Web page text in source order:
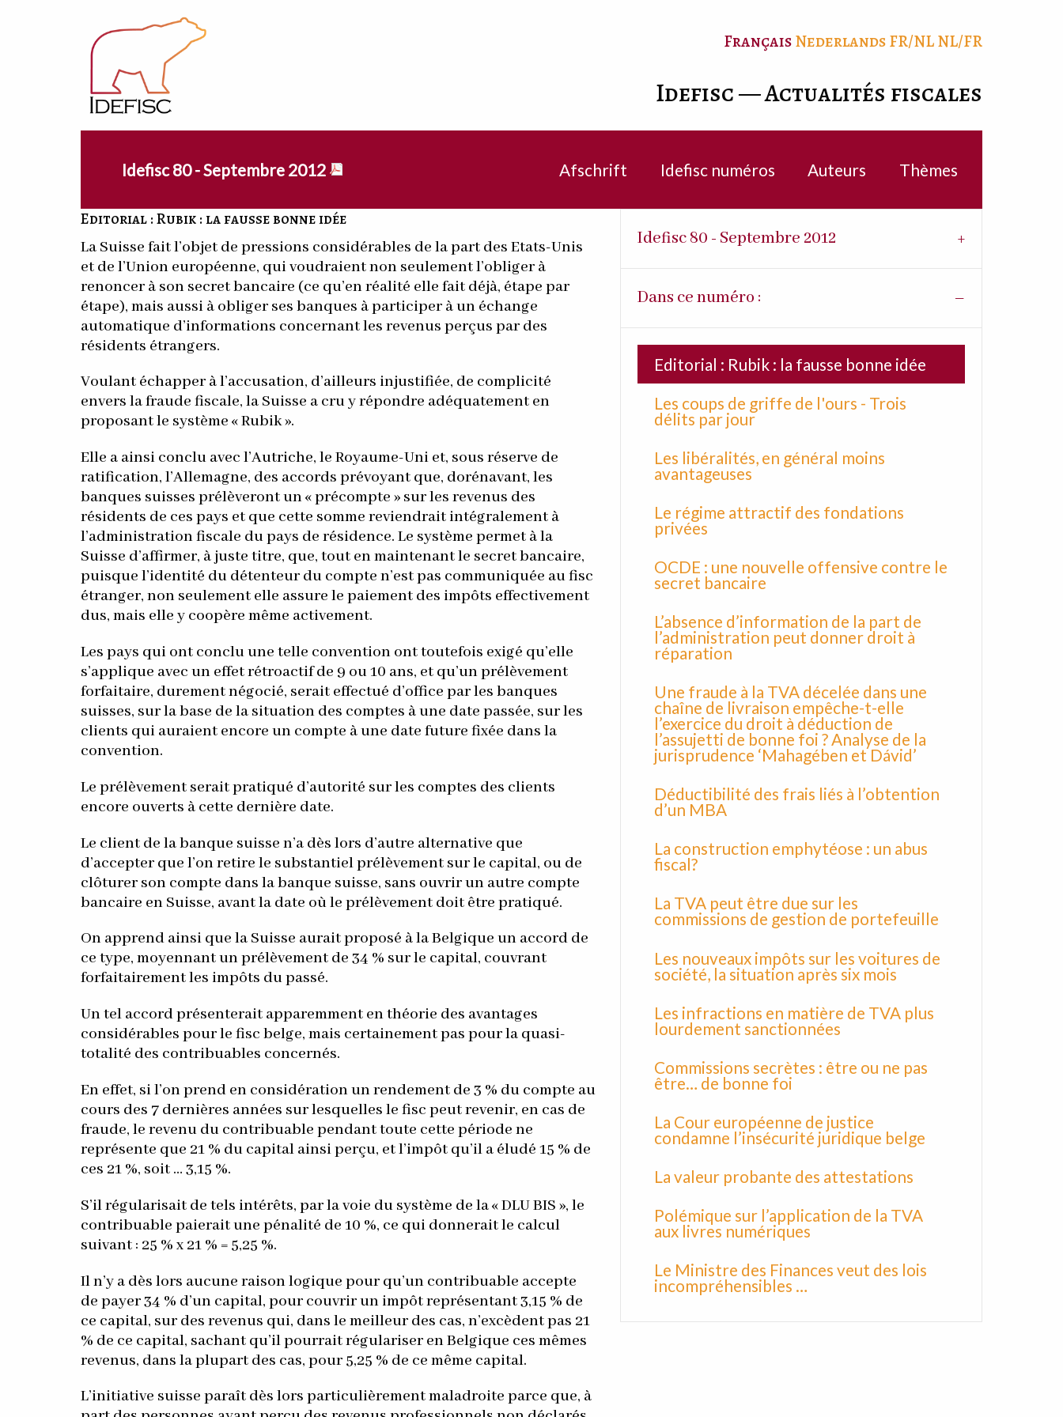
FrançaisNederlandsFR/NLNL/FR
Idefisc — Actualités fiscales
Idefisc 80 - Septembre 2012 Afschrift Idefisc numéros Auteurs Thèmes
Editorial : Rubik : la fausse bonne idée
La Suisse fait l’objet de pressions considérables de la part des Etats-Unis
et de l’Union européenne, qui voudraient non seulement l’obliger à
renoncer à son secret bancaire (ce qu’en réalité elle fait déjà, étape par
étape), mais aussi à obliger ses banques à participer à un échange
automatique d’informations concernant les revenus perçus par des
résidents étrangers.
Voulant échapper à l’accusation, d’ailleurs injustifiée, de complicité
envers la fraude fiscale, la Suisse a cru y répondre adéquatement en
proposant le système « Rubik ».
Elle a ainsi conclu avec l’Autriche, le Royaume-Uni et, sous réserve de
ratification, l’Allemagne, des accords prévoyant que, dorénavant, les
banques suisses prélèveront un « précompte » sur les revenus des
résidents de ces pays et que cette somme reviendrait intégralement à
l’administration fiscale du pays de résidence. Le système permet à la
Suisse d’affirmer, à juste titre, que, tout en maintenant le secret bancaire,
puisque l’identité du détenteur du compte n’est pas communiquée au fisc
étranger, non seulement elle assure le paiement des impôts effectivement
dus, mais elle y coopère même activement.
Les pays qui ont conclu une telle convention ont toutefois exigé qu’elle
s’applique avec un effet rétroactif de 9 ou 10 ans, et qu’un prélèvement
forfaitaire, durement négocié, serait effectué d’office par les banques
suisses, sur la base de la situation des comptes à une date passée, sur les
clients qui auraient encore un compte à une date future fixée dans la
convention.
Le prélèvement serait pratiqué d’autorité sur les comptes des clients
encore ouverts à cette dernière date.
Le client de la banque suisse n’a dès lors d’autre alternative que
d’accepter que l’on retire le substantiel prélèvement sur le capital, ou de
clôturer son compte dans la banque suisse, sans ouvrir un autre compte
bancaire en Suisse, avant la date où le prélèvement doit être pratiqué.
On apprend ainsi que la Suisse aurait proposé à la Belgique un accord de
ce type, moyennant un prélèvement de 34 % sur le capital, couvrant
forfaitairement les impôts du passé.
Un tel accord présenterait apparemment en théorie des avantages
considérables pour le fisc belge, mais certainement pas pour la quasi-
totalité des contribuables concernés.
En effet, si l’on prend en considération un rendement de 3 % du compte au
cours des 7 dernières années sur lesquelles le fisc peut revenir, en cas de
fraude, le revenu du contribuable pendant toute cette période ne
représente que 21 % du capital ainsi perçu, et l’impôt qu’il a éludé 15 % de
ces 21 %, soit … 3,15 %.
S’il régularisait de tels intérêts, par la voie du système de la « DLU BIS », le
contribuable paierait une pénalité de 10 %, ce qui donnerait le calcul
suivant : 25 % x 21 % = 5,25 %.
Il n’y a dès lors aucune raison logique pour qu’un contribuable accepte
de payer 34 % d’un capital, pour couvrir un impôt représentant 3,15 % de
ce capital, sur des revenus qui, dans le meilleur des cas, n’excèdent pas 21
% de ce capital, sachant qu’il pourrait régulariser en Belgique ces mêmes
revenus, dans la plupart des cas, pour 5,25 % de ce même capital.
L’initiative suisse paraît dès lors particulièrement maladroite parce que, à
Idefisc 80 - Septembre 2012
Dans ce numéro :
Editorial : Rubik : la fausse bonne idée
Les coups de griffe de l'ours - Trois
délits par jour
Les libéralités, en général moins
avantageuses
Le régime attractif des fondations
privées
OCDE : une nouvelle offensive contre le
secret bancaire
L’absence d’information de la part de
l’administration peut donner droit à
réparation
Une fraude à la TVA décelée dans une
chaîne de livraison empêche-t-elle
l’exercice du droit à déduction de
l’assujetti de bonne foi ? Analyse de la
jurisprudence ‘Mahagében et Dávid’
Déductibilité des frais liés à l’obtention
d’un MBA
La construction emphytéose : un abus
fiscal?
La TVA peut être due sur les
commissions de gestion de portefeuille
Les nouveaux impôts sur les voitures de
société, la situation après six mois
Les infractions en matière de TVA plus
lourdement sanctionnées
Commissions secrètes : être ou ne pas
être… de bonne foi
La Cour européenne de justice
condamne l’insécurité juridique belge
La valeur probante des attestations
Polémique sur l’application de la TVA
aux livres numériques
Le Ministre des Finances veut des lois
incompréhensibles …